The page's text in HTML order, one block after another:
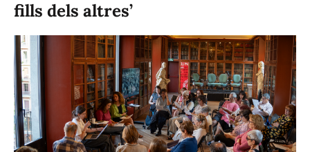
fills dels altres’